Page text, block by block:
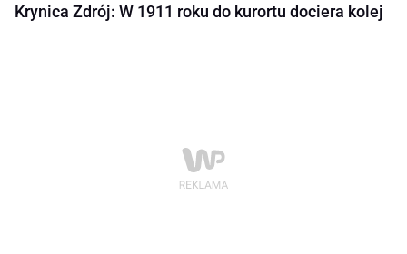
Krynica Zdrój: W 1911 roku do kurortu dociera kolej